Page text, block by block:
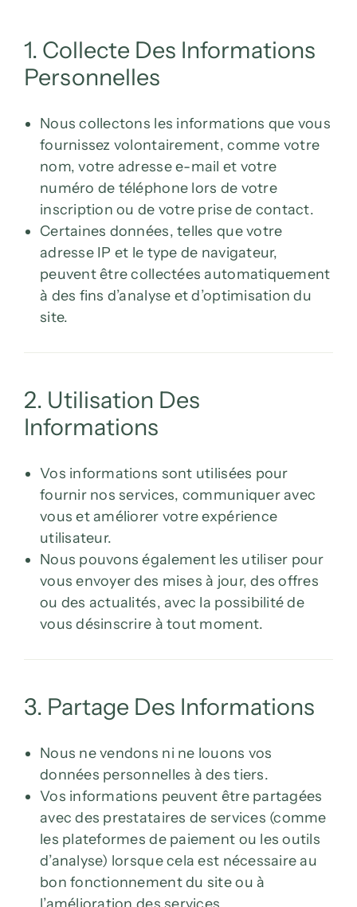
1. Collecte Des Informations
Personnelles
Nous collectons les informations que vous
fournissez volontairement, comme votre
nom, votre adresse e-mail et votre
numéro de téléphone lors de votre
inscription ou de votre prise de contact.
Certaines données, telles que votre
adresse IP et le type de navigateur,
peuvent être collectées automatiquement
à des fins d’analyse et d’optimisation du
site.
2. Utilisation Des
Informations
Vos informations sont utilisées pour
fournir nos services, communiquer avec
vous et améliorer votre expérience
utilisateur.
Nous pouvons également les utiliser pour
vous envoyer des mises à jour, des offres
ou des actualités, avec la possibilité de
vous désinscrire à tout moment.
3. Partage Des Informations
Nous ne vendons ni ne louons vos
données personnelles à des tiers.
Vos informations peuvent être partagées
avec des prestataires de services (comme
les plateformes de paiement ou les outils
d’analyse) lorsque cela est nécessaire au
bon fonctionnement du site ou à
l’amélioration des services.